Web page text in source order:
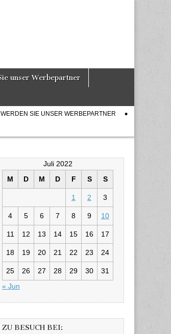
unser Werbepartner
WERDEN SIE UNSER WERBEPARTNER
Juli 2022
M
D M D F S S
1 2 3
4 5 6 7 8 9 10
11 12 13 14 15 16 17
18 19 20 21 22 23 24
25 26 27 28 29 30
31
« Jun
ZU BESUCH BEI: